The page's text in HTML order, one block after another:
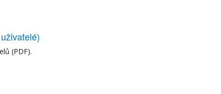
(PDF).